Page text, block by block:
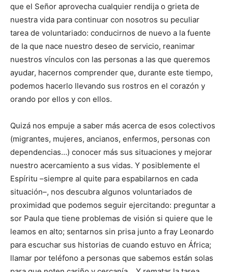
que el Señor aprovecha cualquier rendija o grieta de
nuestra vida para continuar con nosotros su peculiar
tarea de voluntariado: conducirnos de nuevo a la fuente
de la que nace nuestro deseo de servicio, reanimar
nuestros vínculos con las personas a las que queremos
ayudar, hacernos comprender que, durante este tiempo,
podemos hacerlo llevando sus rostros en el corazón y
orando por ellos y con ellos.
Quizá nos empuje a saber más acerca de esos colectivos
(migrantes, mujeres, ancianos, enfermos, personas con
dependencias…) conocer más sus situaciones y mejorar
nuestro acercamiento a sus vidas. Y posiblemente el
Espíritu –siempre al quite para espabilarnos en cada
situación–, nos descubra algunos voluntariados de
proximidad que podemos seguir ejercitando: preguntar a
sor Paula que tiene problemas de visión si quiere que le
leamos en alto; sentarnos sin prisa junto a fray Leonardo
para escuchar sus historias de cuando estuvo en África;
llamar por teléfono a personas que sabemos están solas